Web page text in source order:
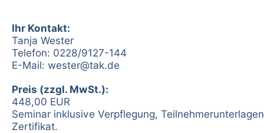
Ihr Kontakt:
Tanja Wester
Telefon: 0228/9127-144
E-Mail: wester@tak.de
Preis (zzgl. MwSt.):
448,00 EUR
Seminar inklusive Verpflegung,
Zertifikat.